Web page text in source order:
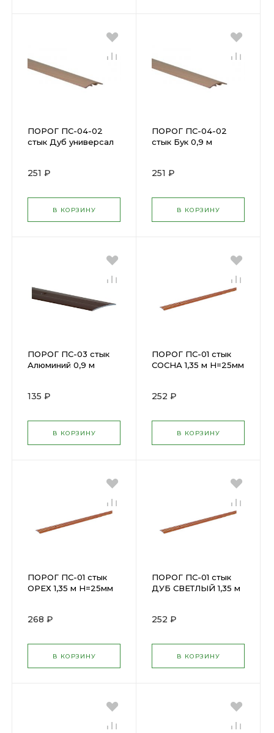
ПОРОГ ПС-04-02
стык Дуб универсал
04-2.900.084 М
251 ₽
В КОРЗИНУ
ПОРОГ ПС-04-02
стык Бук 0,9 м
2.900.083
251 ₽
В КОРЗИНУ
ПОРОГ ПС-03 стык
Алюминий 0,9 м
135 ₽
В КОРЗИНУ
ПОРОГ ПС-01 стык
СОСНА 1,35 м Н=25мм
252 ₽
В КОРЗИНУ
ПОРОГ ПС-01 стык
ОРЕХ 1,35 м Н=25мм
268 ₽
В КОРЗИНУ
ПОРОГ ПС-01 стык
ДУБ СВЕТЛЫЙ 1,35 м
252 ₽
В КОРЗИНУ